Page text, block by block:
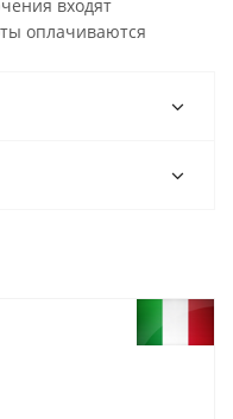
входят
оплачиваются